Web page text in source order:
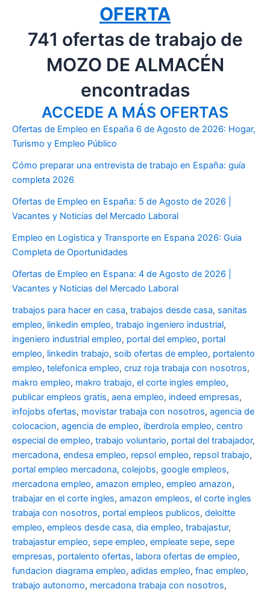
OFERTA
741 ofertas de trabajo de
MOZO DE ALMACÉN
encontradas
ACCEDE A MÁS OFERTAS
Ofertas de Empleo en España 6 de Agosto de 2026: Hogar,
Turismo y Empleo Público
Cómo preparar una entrevista de trabajo en España: guía
completa 2026
Ofertas de Empleo en España: 5 de Agosto de 2026 |
Vacantes y Noticias del Mercado Laboral
Empleo en Logistica y Transporte en Espana 2026: Guia
Completa de Oportunidades
Ofertas de Empleo en Espana: 4 de Agosto de 2026 |
Vacantes y Noticias del Mercado Laboral
trabajos para hacer en casa, trabajos desde casa, sanitas
empleo, linkedin empleo, trabajo ingeniero industrial,
ingeniero industrial empleo, portal del empleo, portal
empleo, linkedin trabajo, soib ofertas de empleo, portalento
empleo, telefonica empleo, cruz roja trabaja con nosotros,
makro empleo, makro trabajo, el corte ingles empleo,
publicar empleos gratis, aena empleo, indeed empresas,
infojobs ofertas, movistar trabaja con nosotros, agencia de
colocacion, agencia de empleo, iberdrola empleo, centro
especial de empleo, trabajo voluntario, portal del trabajador,
mercadona, endesa empleo, repsol empleo, repsol trabajo,
portal empleo mercadona, colejobs, google empleos,
mercadona empleo, amazon empleo, empleo amazon,
trabajar en el corte ingles, amazon empleos, el corte ingles
trabaja con nosotros, portal empleos publicos, deloitte
empleo, empleos desde casa, dia empleo, trabajastur,
trabajastur empleo, sepe empleo, empleate sepe, sepe
empresas, portalento ofertas, labora ofertas de empleo,
fundacion diagrama empleo, adidas empleo, fnac empleo,
trabajo autonomo, mercadona trabaja con nosotros,